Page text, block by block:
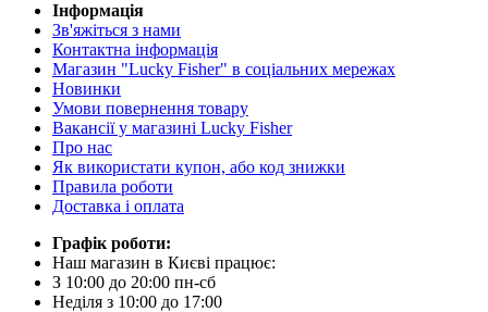
Інформація
Зв'яжіться з нами
Контактна інформація
Магазин "Lucky Fisher" в соціальних мережах
Новинки
Умови повернення товару
Вакансії у магазині Lucky Fisher
Про нас
Як використати купон, або код знижки
Правила роботи
Доставка і оплата
Графік роботи:
Наш магазин в Києві працює:
З 10:00 до 20:00 пн-сб
Неділя з 10:00 до 17:00